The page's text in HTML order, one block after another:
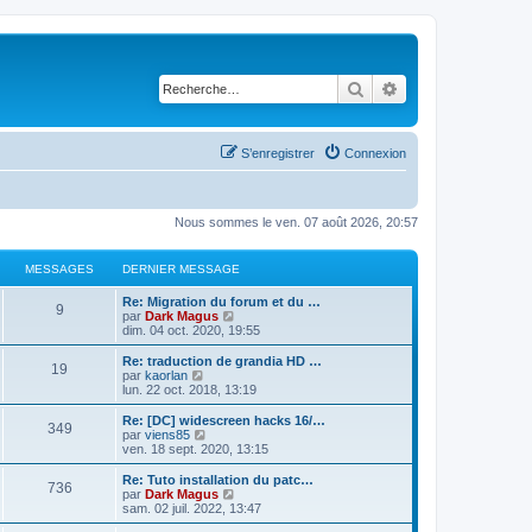
Rechercher
Connexion
S’enregistrer
Nous sommes le ven. 07 août 2026, 20:57
MESSAGES DERNIER MESSAGE
9
Re: Migration du forum et du …
par Dark Magus
o
i
r
l
e
r
n
i
r
e
s
dim. 04 oct. 2020, 19:55
19
Re: traduction de grandia HD …
par kaorlan
o
i
r
l
e
e
r
n
i
lun. 22 oct. 2018, 13:19
349
Re: [DC] widescreen hacks 16/…
par viens85
o
i
r
l
e
ven. 18 sept. 2020, 13:15
736
Re: Tuto installation du patc…
par Dark Magus
o
i
sam. 02 juil. 2022, 13:47